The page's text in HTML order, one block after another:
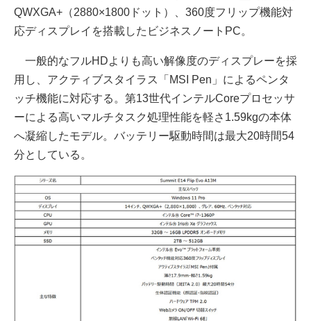
QWXGA+（2880×1800ドット）、360度フリップ機能対
応ディスプレイを搭載したビジネスノートPC。
一般的なフルHDよりも高い解像度のディスプレーを採
用し、アクティブスタイラス「MSI Pen」によるペンタ
ッチ機能に対応する。第13世代インテルCoreプロセッサ
ーによる高いマルチタスク処理性能を軽さ1.59kgの本体
へ凝縮したモデル。バッテリー駆動時間は最大20時間54
分としている。